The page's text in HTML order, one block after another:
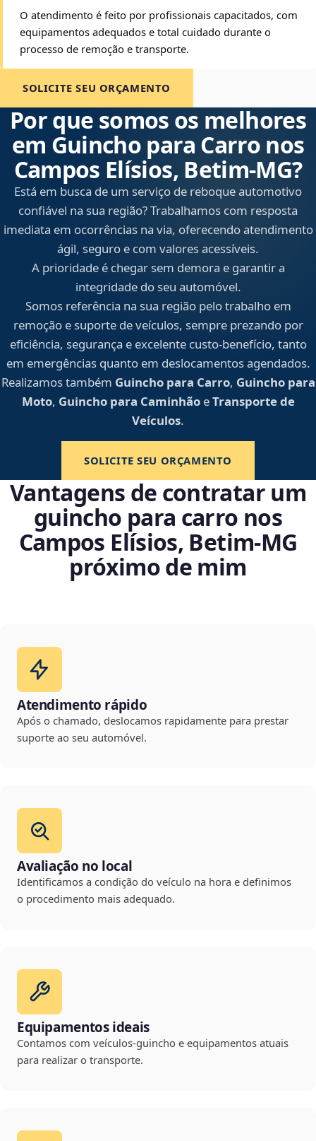
O atendimento é feito por profissionais capacitados, com
equipamentos adequados e total cuidado durante o
processo de remoção e transporte.
SOLICITE SEU ORÇAMENTO
Por que somos os melhores
em Guincho para Carro nos
Campos Elísios, Betim‑MG?
Está em busca de um serviço de reboque automotivo
confiável na sua região? Trabalhamos com resposta
imediata em ocorrências na via, oferecendo atendimento
ágil, seguro e com valores acessíveis.
A prioridade é chegar sem demora e garantir a
integridade do seu automóvel.
Somos referência na sua região pelo trabalho em
remoção e suporte de veículos, sempre prezando por
eficiência, segurança e excelente custo-benefício, tanto
em emergências quanto em deslocamentos agendados.
Realizamos também Guincho para Carro, Guincho para
Moto, Guincho para CaminhãoeTransporte de
Veículos.
SOLICITE SEU ORÇAMENTO
Vantagens de contratar um
guincho para carro nos
Campos Elísios, Betim‑MG
próximo de mim
Atendimento rápido
Após o chamado, deslocamos rapidamente para prestar
suporte ao seu automóvel.
Avaliação no local
Identificamos a condição do veículo na hora e definimos
o procedimento mais adequado.
Equipamentos ideais
Contamos com veículos-guincho e equipamentos atuais
para realizar o transporte.